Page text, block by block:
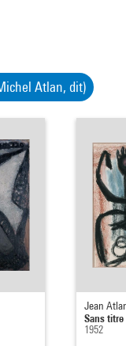
Atlan, dit)
Jean
Sans titre
1952